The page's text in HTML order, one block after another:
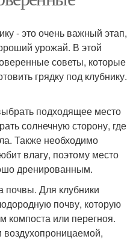
- это очень важный этап,
урожай. В этой
советы, которые
грядку под клубнику.
подходящее место
солнечную сторону, где
Также необходимо
влагу, поэтому место
дренированным.
почвы. Для клубники
почву, которую
компоста или перегноя.